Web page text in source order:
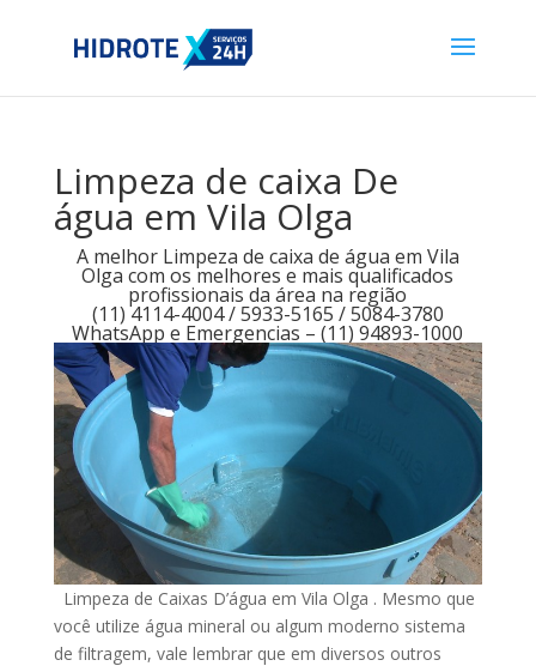
Limpeza de caixa De
água em Vila Olga
A melhor Limpeza de caixa de água em Vila
Olga com os melhores e mais qualificados
profissionais da área na região
(11) 4114-4004 / 5933-5165 / 5084-3780
WhatsApp e Emergencias – (11) 94893-1000
Limpeza de Caixas D’água em Vila Olga . Mesmo que
você utilize água mineral ou algum moderno sistema
de filtragem, vale lembrar que em diversos outros